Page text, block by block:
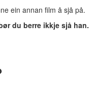
ein annan film å sjå på.
du berre ikkje sjå han.